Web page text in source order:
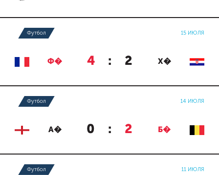
Футбол 15 ИЮЛЯ
Ф� 4 : 2 Х�
Футбол 14 ИЮЛЯ
А� 0 : 2 Б�
Футбол 11 ИЮЛЯ